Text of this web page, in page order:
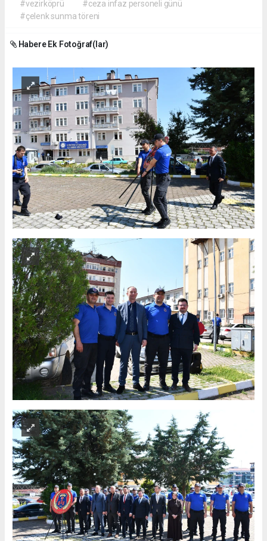
#vezirköprü
#ceza infaz personeli günü
#çelenk sunma töreni
Habere Ek Fotoğraf(lar)